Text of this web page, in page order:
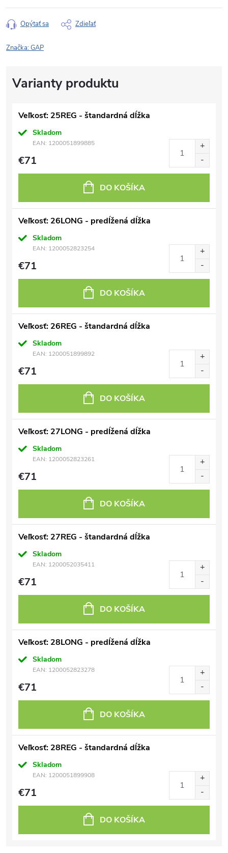
Opýtať sa Zdieľať
Značka:GAP
Veľkosť: 25REG - štandardná dĺžka
Skladom
EAN: 1200051899885
€71
DO KOŠÍKA
Veľkosť: 26LONG - predĺžená dĺžka
Skladom
EAN: 1200052823254
€71
DO KOŠÍKA
Veľkosť: 26REG - štandardná dĺžka
Skladom
EAN: 1200051899892
€71
DO KOŠÍKA
Veľkosť: 27LONG - predĺžená dĺžka
Skladom
EAN: 1200052823261
€71
DO KOŠÍKA
Veľkosť: 27REG - štandardná dĺžka
Skladom
EAN: 1200052035411
€71
DO KOŠÍKA
Veľkosť: 28LONG - predĺžená dĺžka
Skladom
EAN: 1200052823278
€71
DO KOŠÍKA
Veľkosť: 28REG - štandardná dĺžka
Skladom
EAN: 1200051899908
€71
DO KOŠÍKA